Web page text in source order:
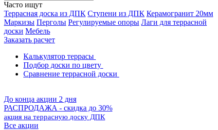
Часто ищут
Террасная доска из ДПК Ступени из ДПК Керамогранит 20мм
Маркизы Перголы Регулируемые опоры Лаги для террасной
доски Мебель
Заказать расчет
Калькулятор террасы
Подбор доски по цвету
Сравнение террасной доски
До конца акции 2 дня
РАСПРОДАЖА - скидка до 30%
акция на террасную доску ДПК
Все акции